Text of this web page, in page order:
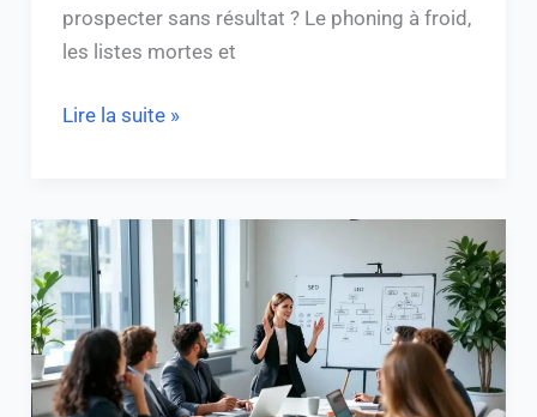
prospecter sans résultat ? Le phoning à froid,
les listes mortes et
Lire la suite »
Boostez
votre
carrière
avec
la
formation